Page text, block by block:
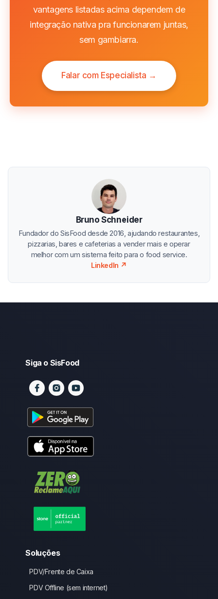
vantagens listadas acima dependem de
integração nativa pra funcionarem juntas,
sem gambiarra.
Falar com Especialista →
Bruno Schneider
Fundador do SisFood desde 2016, ajudando restaurantes,
pizzarias, bares e cafeterias a vender mais e operar
melhor com um sistema feito para o food service.
LinkedIn ↗
Siga o SisFood
Soluções
PDV/Frente de Caixa
PDV Offline (sem internet)